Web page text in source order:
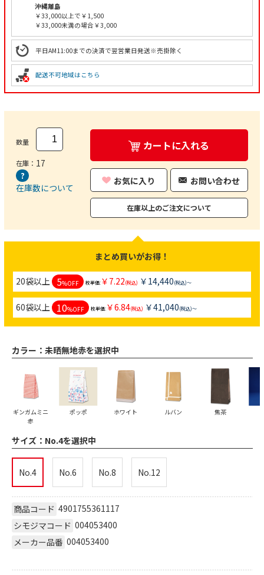
沖縄離島
￥33,000以上で￥1,500
￥33,000未満の場合￥3,000
平日AM11:00までの決済で翌営業日発送※売掛除く
配送不可地域はこちら
数量
在庫： 17
在庫数について
カートに入れる
お気に入り お問い合わせ
在庫以上のご注文について
まとめ買いがお得！
20袋以上 5%OFF 枚単価:￥7.22(税込) ￥14,440(税込)～
60袋以上 10%OFF 枚単価:￥6.84(税込) ￥41,040(税込)～
カラー： 未晒無地赤を選択中
ギンガムミニ
赤
ポッポ ホワイト ルバン 焦茶
サイズ： No.4を選択中
No.4 No.6 No.8 No.12
商品コード 4901755361117
シモジマコード 004053400
メーカー品番 004053400